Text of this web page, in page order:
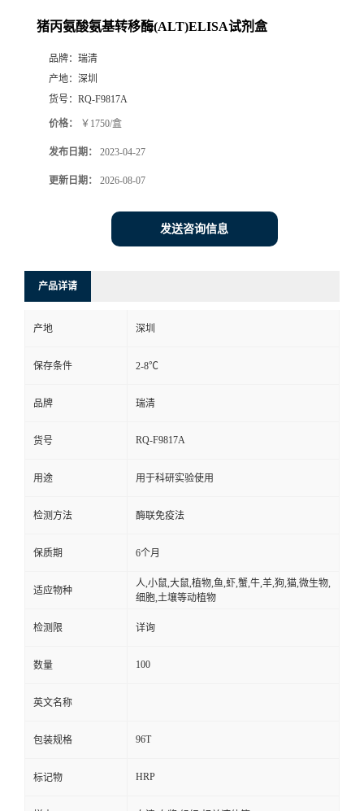
猪丙氨酸氨基转移酶(ALT)ELISA试剂盒
品牌： 瑞清
产地： 深圳
货号： RQ-F9817A
价格： ￥1750/盒
发布日期： 2023-04-27
更新日期： 2026-08-07
发送咨询信息
产品详请
产地 深圳
保存条件 2-8℃
品牌 瑞清
货号 RQ-F9817A
用途 用于科研实验使用
检测方法 酶联免疫法
保质期 6个月
适应物种
人,小鼠,大鼠,植物,鱼,虾,蟹,牛,羊,狗,猫,微生物,
细胞,土壤等动植物
检测限 详询
数量 100
英文名称
包装规格 96T
标记物 HRP